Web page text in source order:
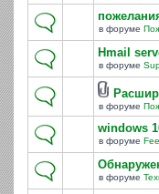
в форуме
Hmail
в форуме
в форуме
windows
в форуме
в форуме